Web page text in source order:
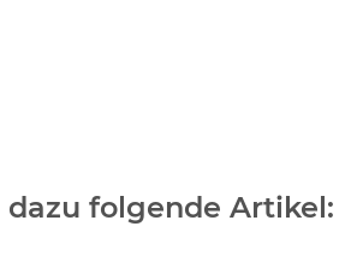
folgende Artikel: